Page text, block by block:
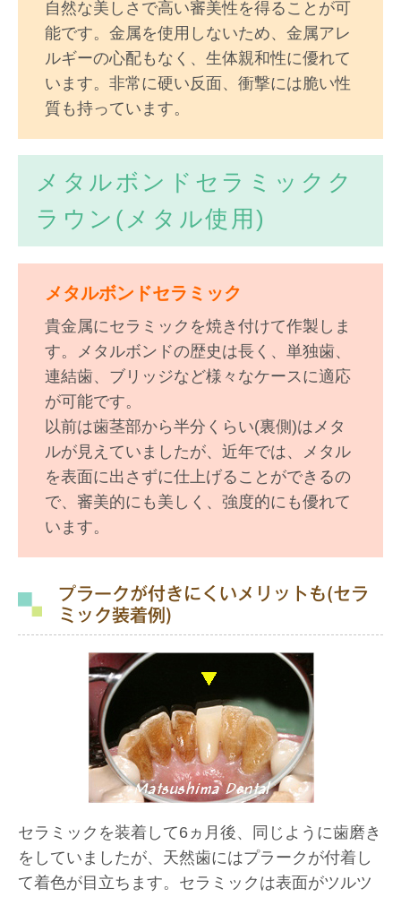
自然な美しさで高い審美性を得ることが可
能です。金属を使用しないため、金属アレ
ルギーの心配もなく、生体親和性に優れて
います。非常に硬い反面、衝撃には脆い性
質も持っています。
メタルボンドセラミックク
ラウン(メタル使用)
メタルボンドセラミック
貴金属にセラミックを焼き付けて作製しま
す。メタルボンドの歴史は長く、単独歯、
連結歯、ブリッジなど様々なケースに適応
が可能です。
以前は歯茎部から半分くらい(裏側)はメタ
ルが見えていましたが、近年では、メタル
を表面に出さずに仕上げることができるの
で、審美的にも美しく、強度的にも優れて
います。
プラークが付きにくいメリットも(セラ
ミック装着例)
セラミックを装着して6ヵ月後、同じように歯磨き
をしていましたが、天然歯にはプラークが付着し
て着色が目立ちます。セラミックは表面がツルツ